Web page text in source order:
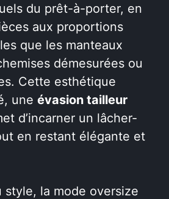
du prêt-à-porter, en
aux proportions
que les manteaux
démesurées ou
Cette esthétique
une évasion tailleur
d’incarner un lâcher-
en restant élégante et
style, la mode oversize